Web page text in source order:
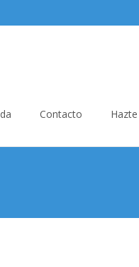
Contacto